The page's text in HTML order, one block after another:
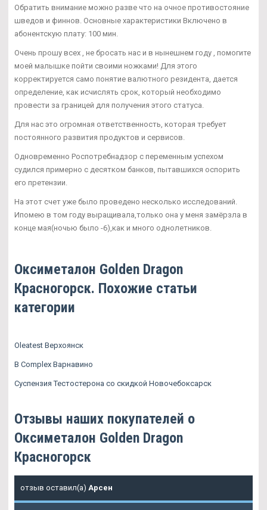
Обратить внимание можно разве что на очное противостояние
шведов и финнов. Основные характеристики Включено в
абонентскую плату: 100 мин.
Очень прошу всех , не бросать нас и в нынешнем году , помогите
моей малышке пойти своими ножками! Для этого
корректируется само понятие валютного резидента, дается
определение, как исчислять срок, который необходимо
провести за границей для получения этого статуса.
Для нас это огромная ответственность, которая требует
постоянного развития продуктов и сервисов.
Одновременно Роспотребнадзор с переменным успехом
судился примерно с десятком банков, пытавшихся оспорить
его претензии.
На этот счет уже было проведено несколько исследований.
Ипомею в том году выращивала,только она у меня замёрзла в
конце мая(ночью было -6),как и много однолетников.
Оксиметалон Golden Dragon
Красногорск. Похожие статьи
категории
Oleatest Верхоянск
B Complex Варнавино
Суспензия Тестостерона со скидкой Новочебоксарск
Отзывы наших покупателей о
Оксиметалон Golden Dragon
Красногорск
отзыв оставил(а) Арсен